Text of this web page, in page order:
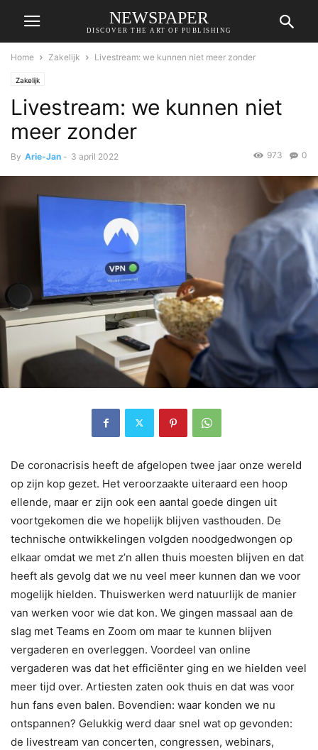
NEWSPAPER
DISCOVER THE ART OF PUBLISHING
Home Zakelijk Livestream: we kunnen niet meer zonder
Zakelijk
Livestream: we kunnen niet
meer zonder
By Arie-Jan - 3 april 2022 0
973
De coronacrisis heeft de afgelopen twee jaar onze wereld
op zijn kop gezet. Het veroorzaakte uiteraard een hoop
ellende, maar er zijn ook een aantal goede dingen uit
voortgekomen die we hopelijk blijven vasthouden. De
technische ontwikkelingen volgden noodgedwongen op
elkaar omdat we met z’n allen thuis moesten blijven en dat
heeft als gevolg dat we nu veel meer kunnen dan we voor
mogelijk hielden. Thuiswerken werd natuurlijk de manier
van werken voor wie dat kon. We gingen massaal aan de
slag met Teams en Zoom om maar te kunnen blijven
vergaderen en overleggen. Voordeel van online
vergaderen was dat het efficiënter ging en we hielden veel
meer tijd over. Artiesten zaten ook thuis en dat was voor
hun fans even balen. Bovendien: waar konden we nu
ontspannen? Gelukkig werd daar snel wat op gevonden:
de livestream van concerten, congressen, webinars,